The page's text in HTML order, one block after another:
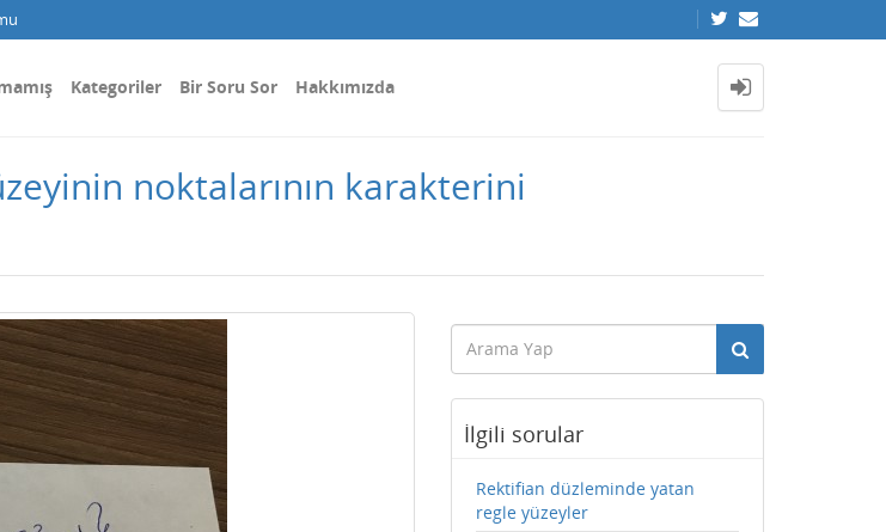
Kategoriler Bir Soru Sor Hakkımızda
noktalarının karakterini
İlgili sorular
Rektifian düzleminde yatan
regle yüzeyler